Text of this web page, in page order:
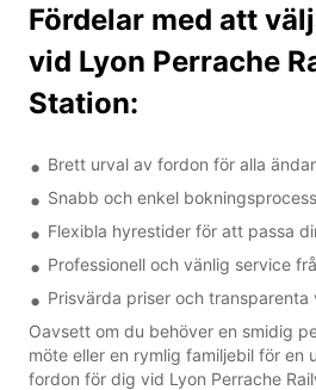
Fördelar med att
vid Lyon Perrache
Station:
Brett urval av fordon för alla
Snabb och enkel
Flexibla hyrestider för att passa
Professionell och vänlig service
Prisvärda priser och transparenta
Oavsett om du behöver en smidig
möte eller en rymlig familjebil för en
fordon för dig vid Lyon Perrache